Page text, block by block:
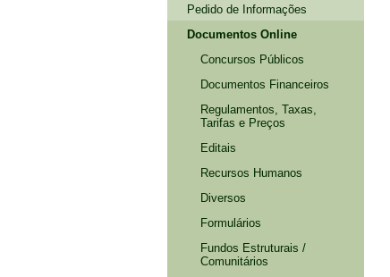
Pedido de Informações
Documentos Online
Concursos Públicos
Documentos Financeiros
Regulamentos, Taxas,
Tarifas e Preços
Editais
Recursos Humanos
Diversos
Formulários
Fundos Estruturais /
Comunitários